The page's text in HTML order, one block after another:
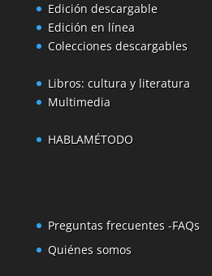
Edición descargable
Edición en línea
Colecciones descargables
Libros: cultura y literatura
Multimedia
HABLAMÉTODO
Preguntas frecuentes -FAQs
Quiénes somos